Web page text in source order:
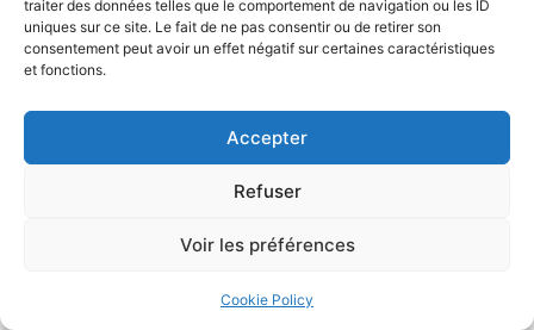
traiter des données telles que le comportement de navigation ou les ID
uniques sur ce site. Le fait de ne pas consentir ou de retirer son
consentement peut avoir un effet négatif sur certaines caractéristiques
et fonctions.
Accepter
Refuser
Voir les préférences
Cookie Policy
www.kelenntech.com
KELENN
Technology